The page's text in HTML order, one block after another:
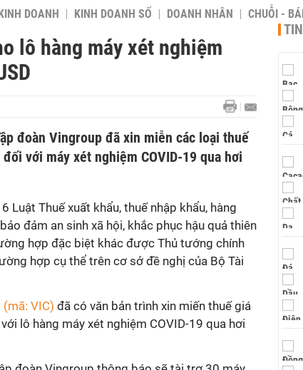
DOANH KINH DOANH SỐ DOANH NHÂN CHUỖI -
lô hàng máy xét nghiệm
đoàn Vingroup đã xin miễn các loại thuế
với máy xét nghiệm COVID-19 qua hơi
Luật Thuế xuất khẩu, thuế nhập khẩu, hàng
đảm an sinh xã hội, khắc phục hậu quả thiên
hợp đặc biệt khác được Thủ tướng chính
hợp cụ thể trên cơ sở đề nghị của Bộ Tài
(mã: VIC) đã có văn bản trình xin miến thuế giá
lô hàng máy xét nghiệm COVID-19 qua hơi